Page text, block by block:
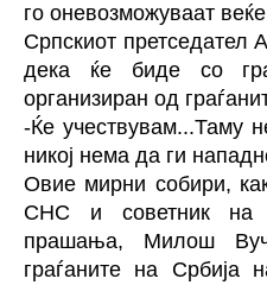
го оневозможуваат
Српскиот претседател
дека ќе биде со
организиран од
-Ќе учествувам...Таму
никој нема да ги
Овие мирни собири,
СНС и советник на
прашања, Милош
граѓаните на